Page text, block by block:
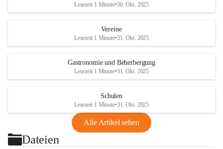
Lesezeit 1 Minute•30. Okt. 2025
Vereine
Lesezeit 1 Minute•31. Okt. 2025
Gastronomie und Beherbergung
Lesezeit 1 Minute•31. Okt. 2025
Schulen
Lesezeit 1 Minute•31. Okt. 2025
Alle Artikel sehen
Dateien